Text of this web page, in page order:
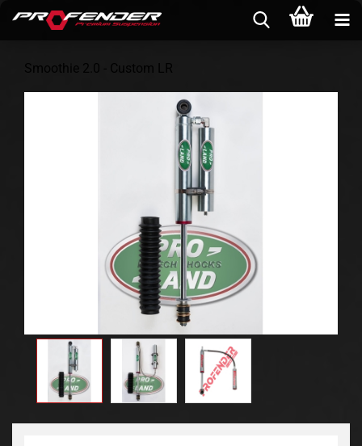
Smoothie 2.0 - Custom LR